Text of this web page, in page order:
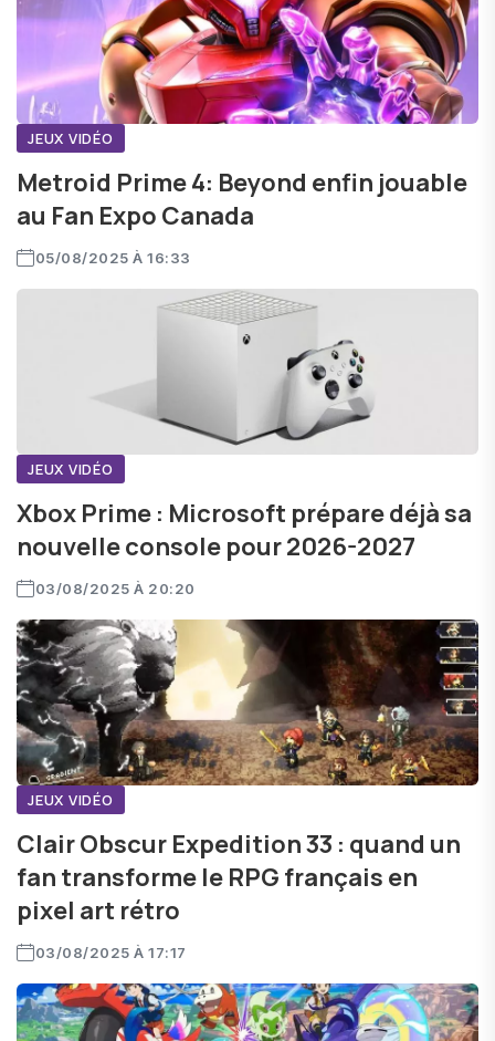
JEUX VIDÉO
Metroid Prime 4: Beyond enfin jouable
au Fan Expo Canada
05/08/2025 À 16:33
JEUX VIDÉO
Xbox Prime : Microsoft prépare déjà sa
nouvelle console pour 2026-2027
03/08/2025 À 20:20
JEUX VIDÉO
Clair Obscur Expedition 33 : quand un
fan transforme le RPG français en
pixel art rétro
03/08/2025 À 17:17